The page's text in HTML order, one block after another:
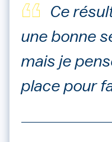
Ce
une bonne
mais je
place pour